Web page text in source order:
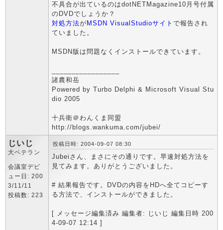
不具合が出ているのはdotNETMagazine10月号付属
のDVDでしょうか？
対処方法が MSDN VisualStudioサイト で報告され
ていました。
MSDN版は問題なくインストールできています。
諸農和岳
Powered by Turbo Delphi & Microsoft Visual Stu
dio 2005
十兵衛＠わんくま同盟
http://blogs.wankuma.com/jubei/
じいじ
大ベテラン
会議室デビ
ュー日: 200
3/11/11
投稿数: 223
投稿日時: 2004-09-07 08:30
Jubeiさん、まさにその通りです。早速対処方法を
見てみます。ありがとうございました。
# 結果報告です。DVDの内容をHDへ全てコピーす
る方法で、インストールができました。
[ メッセージ編集済み 編集者: じいじ 編集日時 200
4-09-07 12:14 ]